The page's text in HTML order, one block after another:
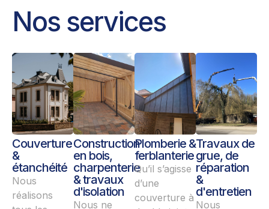
Nos services
Couverture
&
étanchéité
Nous
réalisons
Construction
en bois,
charpenterie
& travaux
d'isolation
Nous ne
Plomberie &
ferblanterie
Qu’il s’agisse
d’une
couverture à
Travaux de
grue, de
réparation
&
d'entretien
Nous